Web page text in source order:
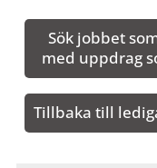
Sök jobbet
med uppdrag
Tillbaka till